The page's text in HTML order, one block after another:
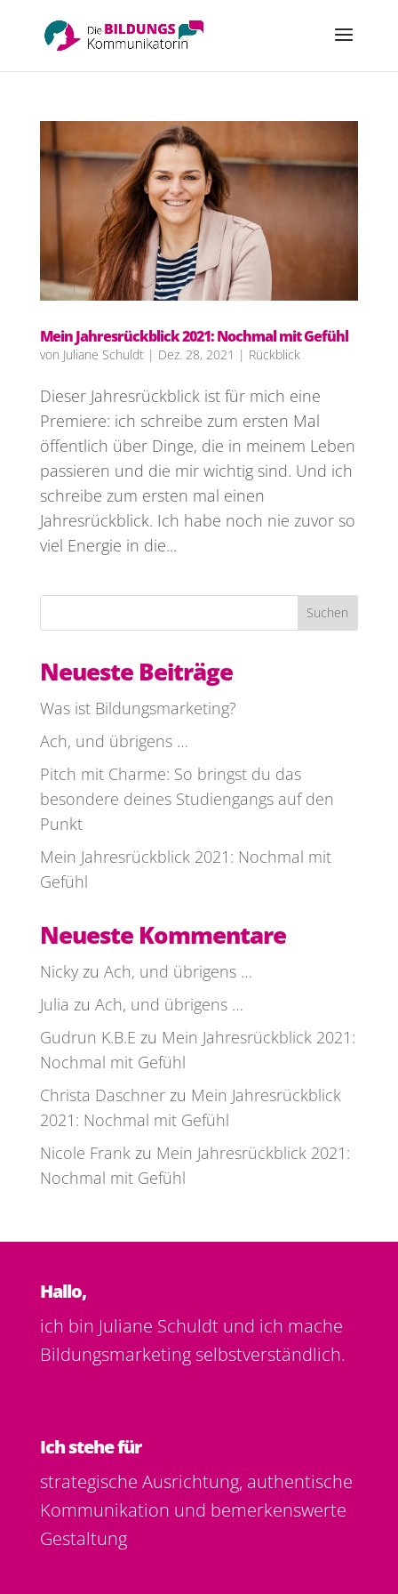
Mein Jahresrückblick 2021: Nochmal mit Gefühl
von Juliane Schuldt| Dez. 28, 2021 | Rückblick
Dieser Jahresrückblick ist für mich eine
Premiere: ich schreibe zum ersten Mal
öffentlich über Dinge, die in meinem Leben
passieren und die mir wichtig sind. Und ich
schreibe zum ersten mal einen
Jahresrückblick. Ich habe noch nie zuvor so
viel Energie in die...
Suchen
Neueste Beiträge
Was ist Bildungsmarketing?
Ach, und übrigens …
Pitch mit Charme: So bringst du das
besondere deines Studiengangs auf den
Punkt
Mein Jahresrückblick 2021: Nochmal mit
Gefühl
Neueste Kommentare
Nickyzu Ach, und übrigens …
Julia zu Ach, und übrigens …
Gudrun K.B.E zu Mein Jahresrückblick 2021:
Nochmal mit Gefühl
Christa Daschnerzu Mein Jahresrückblick
2021: Nochmal mit Gefühl
Nicole Frank zu Mein Jahresrückblick 2021:
Nochmal mit Gefühl
Hallo,
ich bin Juliane Schuldt und ich mache
Bildungsmarketing selbstverständlich.
Ich stehe für
strategische Ausrichtung, authentische
Kommunikation und bemerkenswerte
Gestaltung.